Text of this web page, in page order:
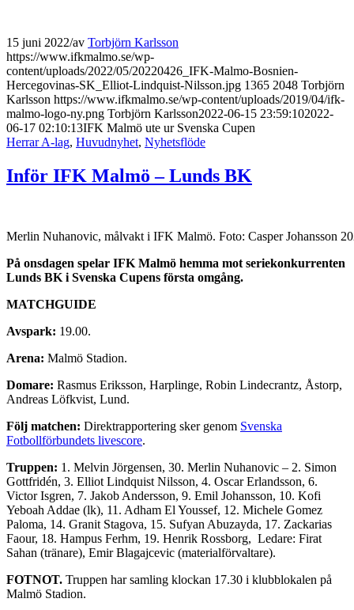
15 juni 2022/av Torbjörn Karlsson
https://www.ifkmalmo.se/wp-
content/uploads/2022/05/20220426_IFK-Malmo-Bosnien-
Hercegovinas-SK_Elliot-Lindquist-Nilsson.jpg 1365 2048 Torbjörn
Karlsson https://www.ifkmalmo.se/wp-content/uploads/2019/04/ifk-
malmo-logo-ny.png Torbjörn Karlsson2022-06-15 23:59:102022-
06-17 02:10:13IFK Malmö ute ur Svenska Cupen
Herrar A-lag, Huvudnyhet, Nyhetsflöde
Inför IFK Malmö – Lunds BK
Merlin Nuhanovic, målvakt i IFK Malmö. Foto: Casper Johansson
På onsdagen spelar IFK Malmö hemma mot seriekonkurrenten
Lunds BK i Svenska Cupens första omgång.
MATCHGUIDE
Avspark: 19.00.
Arena: Malmö Stadion.
Domare: Rasmus Eriksson, Harplinge, Robin Lindecrantz, Åstorp,
Andreas Löfkvist, Lund.
Följ matchen: Direktrapportering sker genom Svenska
Fotbollförbundets livescore.
Truppen: 1. Melvin Jörgensen, 30. Merlin Nuhanovic – 2. Simon
Gottfridén, 3. Elliot Lindquist Nilsson, 4. Oscar Erlandsson, 6.
Victor Isgren, 7. Jakob Andersson, 9. Emil Johansson, 10. Kofi
Yeboah Addae (lk), 11. Adham El Youssef, 12. Michele Gomez
Paloma, 14. Granit Stagova, 15. Sufyan Abuzayda, 17. Zackarias
Faour, 18. Hampus Ferhm, 19. Henrik Rossborg, Ledare: Firat
Sahan (tränare), Emir Blagajcevic (materialförvaltare).
FOTNOT. Truppen har samling klockan 17.30 i klubblokalen på
Malmö Stadion.